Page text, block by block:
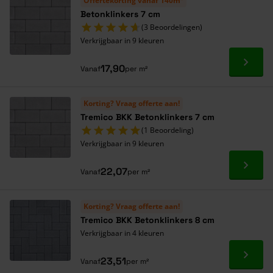
Betonklinkers 7 cm
(3 Beoordelingen)
Verkrijgbaar in 9 kleuren
Vanaf17,90per m² Ga
Korting? Vraag offerte aan!
Tremico BKK Betonklinkers 7 cm
(1 Beoordeling)
Verkrijgbaar in 9 kleuren
Vanaf22,07per m² Ga
Korting? Vraag offerte aan!
Tremico BKK Betonklinkers 8 cm
Verkrijgbaar in 4 kleuren
Vanaf23,51per m² Ga